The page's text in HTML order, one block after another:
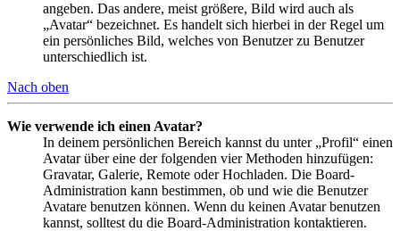
angeben. Das andere, meist größere, Bild wird auch als
„Avatar“ bezeichnet. Es handelt sich hierbei in der Regel um
ein persönliches Bild, welches von Benutzer zu Benutzer
unterschiedlich ist.
Nach oben
Wie verwende ich einen Avatar?
In deinem persönlichen Bereich kannst du unter „Profil“ einen
Avatar über eine der folgenden vier Methoden hinzufügen:
Gravatar, Galerie, Remote oder Hochladen. Die Board-
Administration kann bestimmen, ob und wie die Benutzer
Avatare benutzen können. Wenn du keinen Avatar benutzen
kannst, solltest du die Board-Administration kontaktieren.